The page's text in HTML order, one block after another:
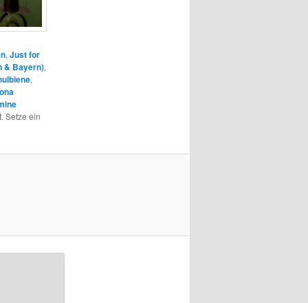
,Just for
& Bayern),
,
Setze ein